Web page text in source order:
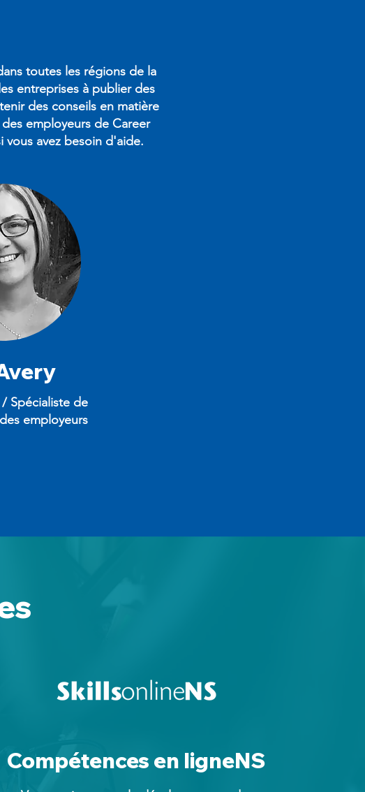
toutes les régions de la
entreprises à publier des
des conseils en matière
employeurs de Career
vous avez besoin d'aide.
Spécialiste de
employeurs
Compétences en ligneNS